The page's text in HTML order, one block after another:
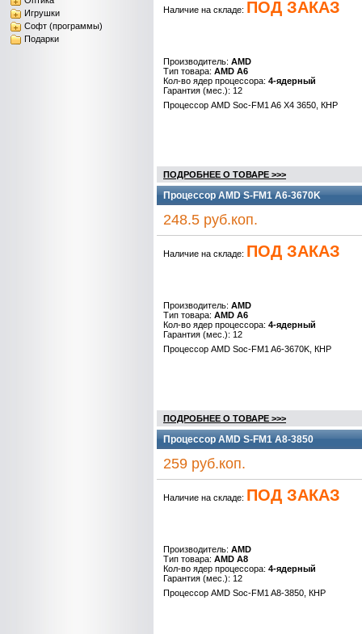
Игрушки
Софт (программы)
Подарки
Наличие на складе: ПОД ЗАКАЗ
Производитель: AMD
Тип товара: AMD A6
Кол-во ядер процессора: 4-ядерный
Гарантия (мес.): 12
Процессор AMD Soc-FM1 A6 X4 3650, КНР
ПОДРОБНЕЕ О ТОВАРЕ >>>
Процессор AMD S-FM1 A6-3670K
248.5 руб.коп.
Наличие на складе: ПОД ЗАКАЗ
Производитель: AMD
Тип товара: AMD A6
Кол-во ядер процессора: 4-ядерный
Гарантия (мес.): 12
Процессор AMD Soc-FM1 A6-3670K, КНР
ПОДРОБНЕЕ О ТОВАРЕ >>>
Процессор AMD S-FM1 A8-3850
259 руб.коп.
Наличие на складе: ПОД ЗАКАЗ
Производитель: AMD
Тип товара: AMD A8
Кол-во ядер процессора: 4-ядерный
Гарантия (мес.): 12
Процессор AMD Soc-FM1 A8-3850, КНР